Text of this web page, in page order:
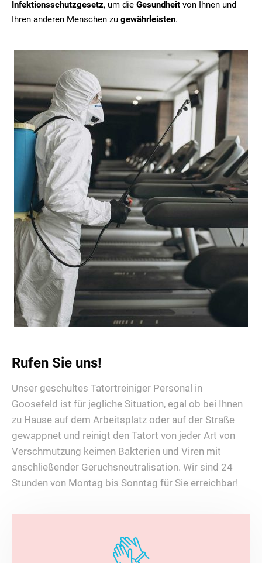
Infektionsschutzgesetz, um die Gesundheit von Ihnen und
Ihren anderen Menschen zu gewährleisten.
Rufen Sie uns!
Unser geschultes Tatortreiniger Personal in
Goosefeld ist für jegliche Situation, egal ob bei Ihnen
zu Hause auf dem Arbeitsplatz oder auf der Straße
gewappnet und reinigt den Tatort von jeder Art von
Verschmutzung keimen Bakterien und Viren mit
anschließender Geruchsneutralisation. Wir sind 24
Stunden von Montag bis Sonntag für Sie erreichbar!